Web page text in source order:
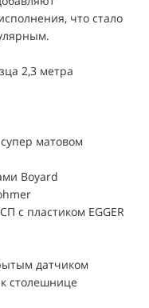
что стало
2,3 метра
матовом
Boyard
с пластиком EGGER
датчиком
столешнице